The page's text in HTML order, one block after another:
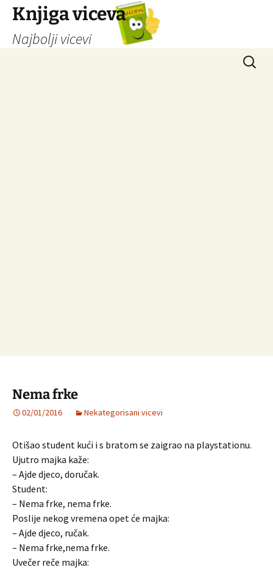
Knjiga viceva
Najbolji vicevi
Nema frke
02/01/2016 Nekategorisani vicevi
Otišao student kući i s bratom se zaigrao na playstationu.
Ujutro majka kaže:
– Ajde djeco, doručak.
Student:
– Nema frke, nema frke.
Poslije nekog vremena opet će majka:
– Ajde djeco, ručak.
– Nema frke,nema frke.
Uvečer reče majka: